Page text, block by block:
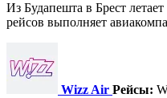
Из Будапешта в Брест
рейсов выполняет
Wizz Air Рейсы: